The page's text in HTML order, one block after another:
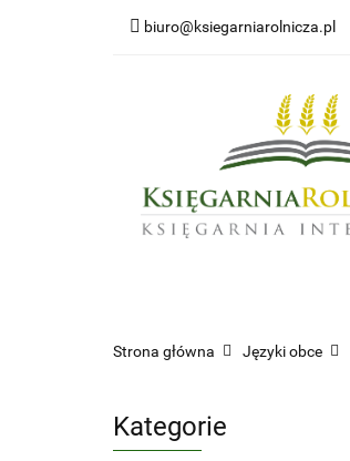
biuro@ksiegarniarolnicza.pl
Strona główna Języki obce
Kategorie